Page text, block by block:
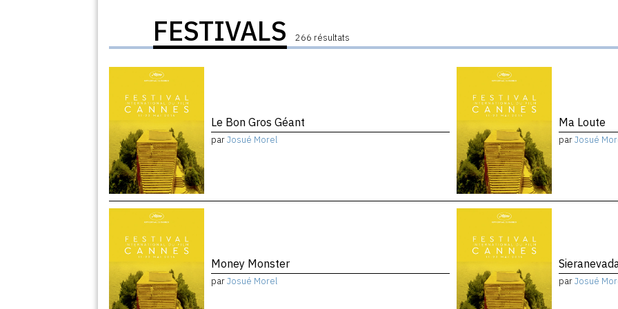
FESTIVALS 266 résultats
Le Bon Gros Géant
parJosué Morel
Ma Loute
parJosué
Money Monster
parJosué Morel parJosué